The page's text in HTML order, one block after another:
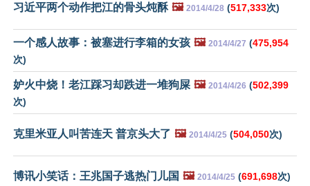
习近平两个动作把江的骨头炖酥 🖼️ 2014/4/28 (517,333次)
一个感人故事：被塞进行李箱的女孩 🖼️ 2014/4/27 (475,954
次)
妒火中烧！老江踩习却跌进一堆狗屎 🖼️ 2014/4/26 (502,399
次)
克里米亚人叫苦连天 普京头大了 🖼️ 2014/4/25 (504,050次)
博讯小笑话：王兆国子逃热门儿国 🖼️ 2014/4/25 (691,698次)